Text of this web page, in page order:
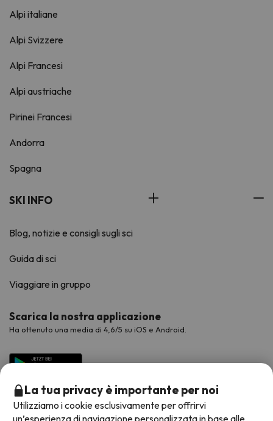
Alpi italiane
Alpi Svizzere
Alpi Francesi
Alpi austriache
Pirinei Francesi
Andorra
Spagna
SKI INFO
Blog, notizie e consigli sugli sci
Guida di sci
Viaggiare in gruppo
Scarica la nostra applicazione
Ha ottenuto una media di 4,6/5 su iOS e Android.
La tua privacy è importante per noi
Utilizziamo i cookie esclusivamente per offrirvi
un’esperienza di navigazione personalizzata in base alle